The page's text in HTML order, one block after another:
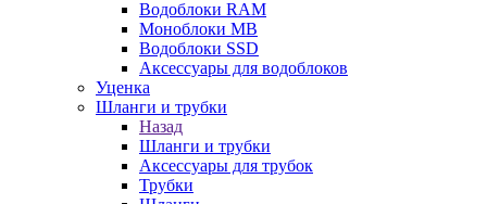
Водоблоки RAM
Моноблоки MB
Водоблоки SSD
Аксессуары для водоблоков
Уценка
Шланги и трубки
Назад
Шланги и трубки
Аксессуары для трубок
Трубки